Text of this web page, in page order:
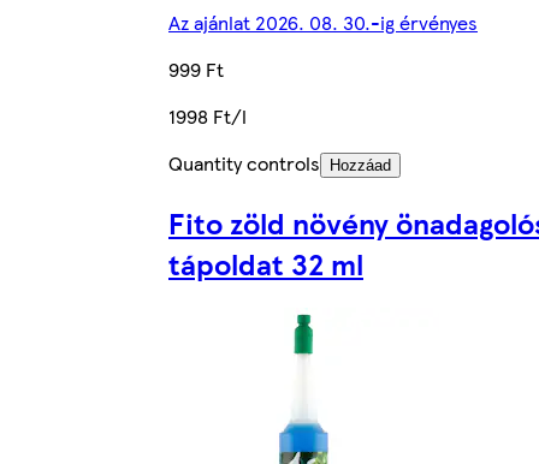
Az ajánlat 2026. 08. 30.-ig érvényes
999 Ft
1998 Ft/l
Quantity controls
Hozzáad
Fito zöld növény
tápoldat 32 ml